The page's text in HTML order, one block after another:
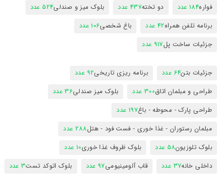
فواره184 عدد دو تخته437 عدد بلوک میز و صندلی524 عدد
برنامه تلفن همراه42 عدد باغ شخصی106 عدد
جزئیات ساخت پل917 عدد
جزئیات بتن64 عدد برنامه ریزی تاریخی92 عدد
طراحی و مبلمان اتاق300 عدد بلوک میز صندلی36 عدد
طراحی پارک - محوطه - باغ197 عدد
مبلمان رستوران - غذا خوری - فست فود - هتل288 عدد
بلوک تلوزیون58 عدد بلوک ظروف غذا خوری10 عدد
داخلی خانه37 عدد قاب آلومینیومی97 عدد بلوک اتوکد تست3 عدد